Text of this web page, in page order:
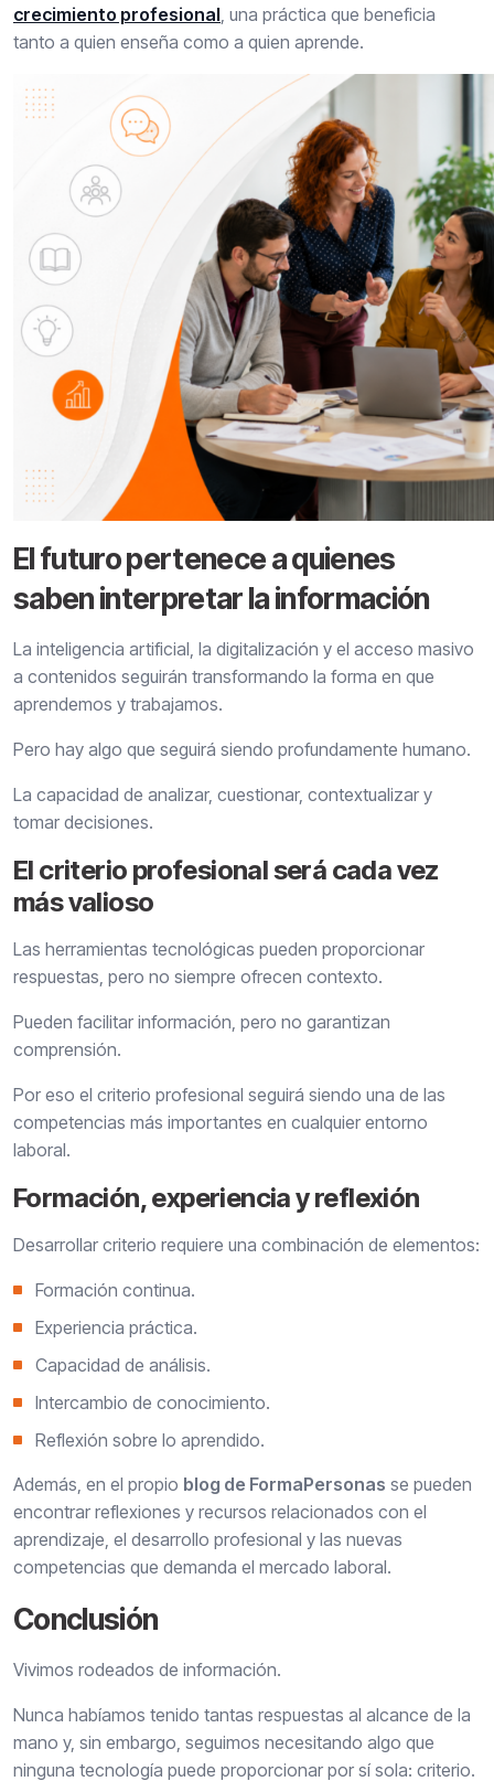
crecimiento profesional, una práctica que beneficia
tanto a quien enseña como a quien aprende.
El futuro pertenece a quienes
saben interpretar la información
La inteligencia artificial, la digitalización y el acceso masivo
a contenidos seguirán transformando la forma en que
aprendemos y trabajamos.
Pero hay algo que seguirá siendo profundamente humano.
La capacidad de analizar, cuestionar, contextualizar y
tomar decisiones.
El criterio profesional será cada vez
más valioso
Las herramientas tecnológicas pueden proporcionar
respuestas, pero no siempre ofrecen contexto.
Pueden facilitar información, pero no garantizan
comprensión.
Por eso el criterio profesional seguirá siendo una de las
competencias más importantes en cualquier entorno
laboral.
Formación, experiencia y reflexión
Desarrollar criterio requiere una combinación de elementos:
Formación continua.
Experiencia práctica.
Capacidad de análisis.
Intercambio de conocimiento.
Reflexión sobre lo aprendido.
Además, en el propio blog de FormaPersonas se pueden
encontrar reflexiones y recursos relacionados con el
aprendizaje, el desarrollo profesional y las nuevas
competencias que demanda el mercado laboral.
Conclusión
Vivimos rodeados de información.
Nunca habíamos tenido tantas respuestas al alcance de la
mano y, sin embargo, seguimos necesitando algo que
ninguna tecnología puede proporcionar por sí sola: criterio.